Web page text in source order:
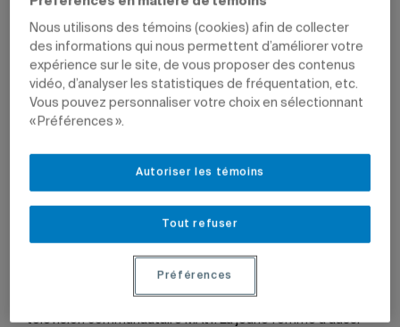
Rencontre avec des diplômés inspirants, des leaders dans
leur domaine, des innovateurs, des passionnés qui veulent
rendre le monde meilleur.​
Cathy Wong
Photo: Nathalie St-Pierre
une feuille de route impressionnante. Présidente, depuis
2013, du Conseil des Montréalaises, une instance
condition féminine, elle siège également aux conseils
e
télévision communautaire MAtv. La jeune femme a aussi
Nous utilisons des témoins (cookies) afin de collecter
des informations qui nous permettent d’améliorer votre
expérience sur le site, de vous proposer des contenus
vidéo, d’analyser les statistiques de fréquentation, etc.
Vous pouvez personnaliser votre choix en sélectionnant
« Préférences ».
Tout refuser
Autoriser les témoins
Préférences